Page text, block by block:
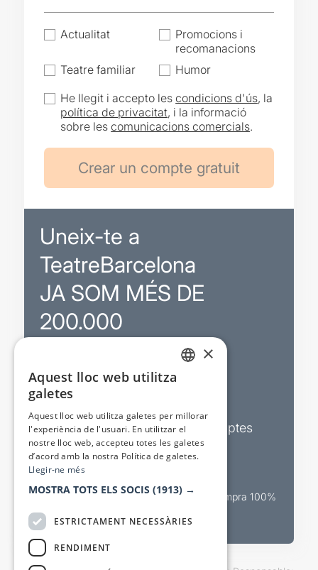
Actualitat
Promocions i
recomanacions
Teatre familiar
Humor
He llegit i accepto lescondicions d'ús, la
política de privacitat, i la informació
sobre lescomunicacions comercials.
Uneix-te a
TeatreBarcelona
JA SOM MÉS DE
200.000
Sortejos exclusius
Butlletins d’actualitat i descomptes
Valora espectacles
Canal oficial de venda teatral Compra 100%
×
Aquest lloc web utilitza
galetes
Aquest lloc web utilitza galetes per millorar
l'experiència de l'usuari. En utilitzar el
nostre lloc web, accepteu totes les galetes
d’acord amb la nostra Política de galetes.
Llegir-ne més
MOSTRA TOTS ELS SOCIS (1913) →
ESTRICTAMENT NECESSÀRIES
RENDIMENT